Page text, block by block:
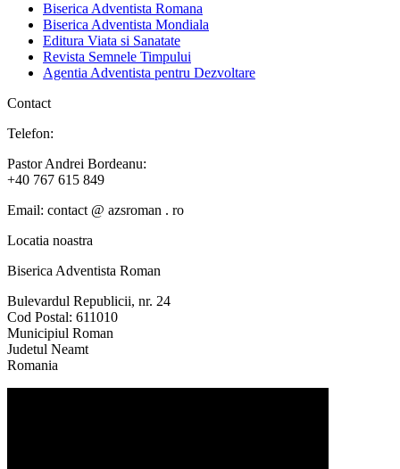
Biserica Adventista Romana
Biserica Adventista Mondiala
Editura Viata si Sanatate
Revista Semnele Timpului
Agentia Adventista pentru Dezvoltare
Contact
Telefon:
Pastor Andrei Bordeanu:
+40 767 615 849
Email: contact @ azsroman . ro
Locatia noastra
Biserica Adventista Roman
Bulevardul Republicii, nr. 24
Cod Postal: 611010
Municipiul Roman
Judetul Neamt
Romania